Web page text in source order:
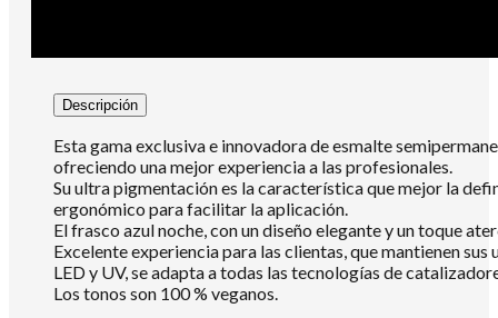
Descripción
Esta gama exclusiva e innovadora de esmalte
ofreciendo una mejor experiencia a las profesionales.
Su ultra pigmentación es la característica que mejor la
ergonómico para facilitar la aplicación.
El frasco azul noche, con un diseño elegante y un toque
Excelente experiencia para las clientas, que mantienen sus
LED y UV, se adapta a todas las tecnologías de
Los tonos son 100 % veganos.